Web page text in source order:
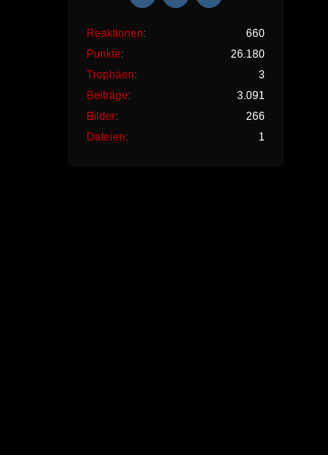
Reaktionen
660
Punkte
26.180
Trophäen
3
Beiträge
3.091
Bilder
266
Dateien
1